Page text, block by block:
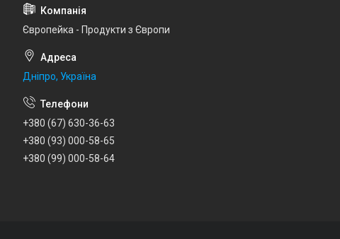
Європейка - Продукти з Європи
Дніпро, Україна
+380 (67) 630-36-63
+380 (93) 000-58-65
+380 (99) 000-58-64